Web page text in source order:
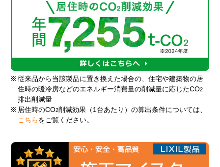
※ 従来品から当該製品に置き換えた場合の、住宅や建築物の居
住時の暖冷房などのエネルギー消費量の削減量に応じたCO2
排出削減量
※ 居住時のCO2削減効果（1台あたり）の算出条件については、
こちら をご覧ください。